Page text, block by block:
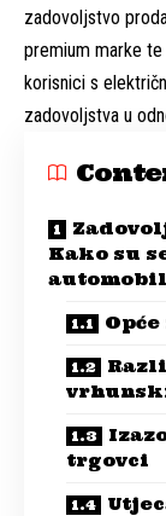
zadovoljstvo
premium marke
korisnici s
zadovoljstva u
Kako su
trgovci